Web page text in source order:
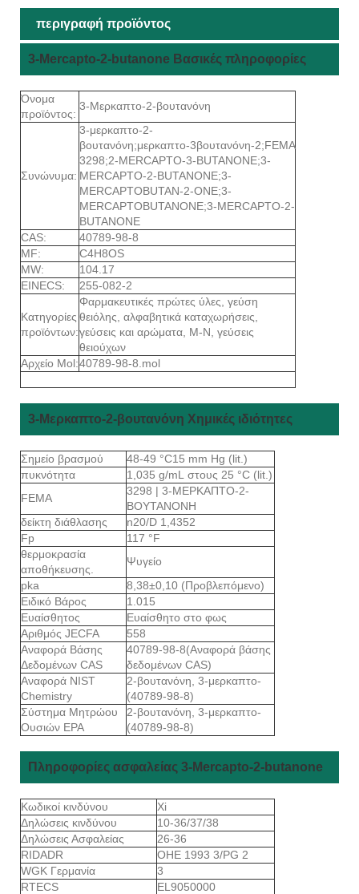
περιγραφή προϊόντος
3-Mercapto-2-butanone Βασικές πληροφορίες
Όνομα
προϊόντος:
3-Μερκαπτο-2-βουτανόνη
Συνώνυμα:
3-μερκαπτο-2-
βουτανόνη;μερκαπτο-3βουτανόνη-2;FEMA
3298;2-MERCAPTO-3-BUTANONE;3-
MERCAPTO-2-BUTANONE;3-
MERCAPTOBUTAN-2-ONE;3-
MERCAPTOBUTANONE;3-MERCAPTO-2-
BUTANONE
CAS:
40789-98-8
MF:
C4H8OS
MW:
104.17
EINECS:
255-082-2
Κατηγορίες
προϊόντων:
Φαρμακευτικές πρώτες ύλες, γεύση
θειόλης, αλφαβητικά καταχωρήσεις,
γεύσεις και αρώματα, M-N, γεύσεις
θειούχων
Αρχείο Mol:40789-98-8.mol
3-Μερκαπτο-2-βουτανόνη Χημικές ιδιότητες
Σημείο βρασμού
48-49 °C15 mm Hg (lit.)
πυκνότητα
1,035 g/mL στους 25 °C (lit.)
FEMA
3298 | 3-ΜΕΡΚΑΠΤΟ-2-
ΒΟΥΤΑΝΟΝΗ
δείκτη διάθλασης
n20/D 1,4352
Fp
117 °F
θερμοκρασία
αποθήκευσης.
Ψυγείο
pka
8,38±0,10 (Προβλεπόμενο)
Ειδικό Βάρος
1.015
Ευαίσθητος
Ευαίσθητο στο φως
Αριθμός JECFA
558
Αναφορά Βάσης
Δεδομένων CAS
40789-98-8(Αναφορά βάσης
δεδομένων CAS)
Αναφορά NIST
Chemistry
2-βουτανόνη, 3-μερκαπτο-
(40789-98-8)
Σύστημα Μητρώου
Ουσιών EPA
2-βουτανόνη, 3-μερκαπτο-
(40789-98-8)
Πληροφορίες ασφαλείας 3-Mercapto-2-butanone
Κωδικοί κινδύνου
Xi
Δηλώσεις κινδύνου
10-36/37/38
Δηλώσεις Ασφαλείας
26-36
RIDADR
ΟΗΕ 1993 3/PG 2
WGK Γερμανία
3
RTECS
EL9050000